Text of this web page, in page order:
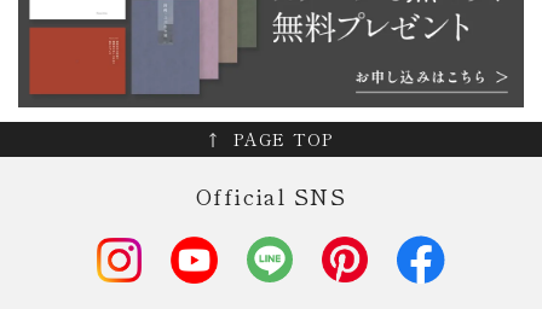
PAGE TOP
Official SNS